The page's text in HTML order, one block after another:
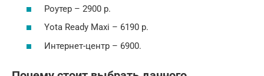
Роутер – 2900 р.
Yota Ready Maxi – 6190 р.
Интернет-центр – 6900.